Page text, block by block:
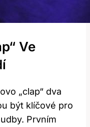
Ve
„clap“ dva
být klíčové⁤ pro
Prvním